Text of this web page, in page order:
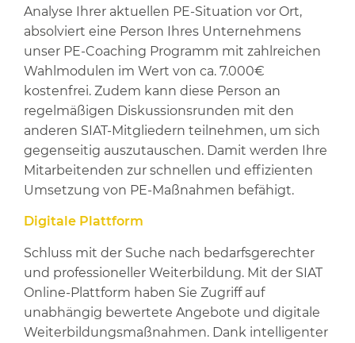
Analyse Ihrer aktuellen PE-Situation vor Ort,
absolviert eine Person Ihres Unternehmens
unser PE-Coaching Programm mit zahlreichen
Wahlmodulen im Wert von ca. 7.000€
kostenfrei. Zudem kann diese Person an
regelmäßigen Diskussionsrunden mit den
anderen SIAT-Mitgliedern teilnehmen, um sich
gegenseitig auszutauschen. Damit werden Ihre
Mitarbeitenden zur schnellen und effizienten
Umsetzung von PE-Maßnahmen befähigt.
Digitale Plattform
Schluss mit der Suche nach bedarfsgerechter
und professioneller Weiterbildung. Mit der SIAT
Online-Plattform haben Sie Zugriff auf
unabhängig bewertete Angebote und digitale
Weiterbildungsmaßnahmen. Dank intelligenter